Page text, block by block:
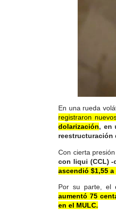
En una rueda
registraron
dolarización, en
reestructuración
Con cierta
con liqui (CCL)
ascendió $1,55
Por su parte, el
aumentó 75
en el MULC.